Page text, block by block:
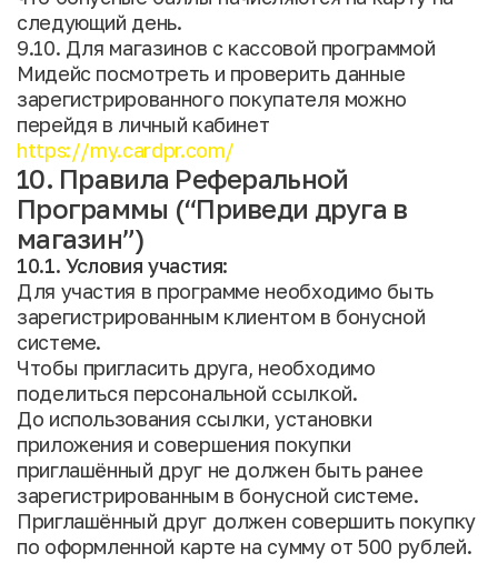
следующий день.
9.10. Для магазинов с кассовой программой
Мидейс посмотреть и проверить данные
зарегистрированного покупателя можно
перейдя в личный кабинет
https://my.cardpr.com/
10. Правила Реферальной
Программы (“Приведи друга в
магазин”)
10.1. Условия участия:
Для участия в программе необходимо быть
зарегистрированным клиентом в бонусной
системе.
Чтобы пригласить друга, необходимо
поделиться персональной ссылкой.
До использования ссылки, установки
приложения и совершения покупки
приглашённый друг не должен быть ранее
зарегистрированным в бонусной системе.
Приглашённый друг должен совершить покупку
по оформленной карте на сумму от 500 рублей.